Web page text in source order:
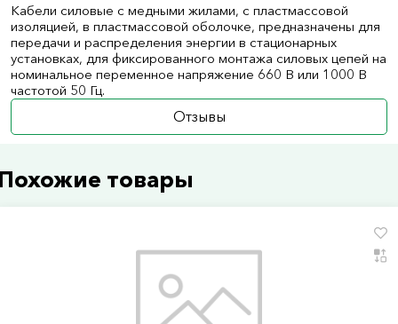
Кабели силовые с медными жилами, с пластмассовой
изоляцией, в пластмассовой оболочке, предназначены для
передачи и распределения энергии в стационарных
установках, для фиксированного монтажа силовых цепей на
номинальное переменное напряжение 660 В или 1000 В
частотой 50 Гц.
Отзывы
товары